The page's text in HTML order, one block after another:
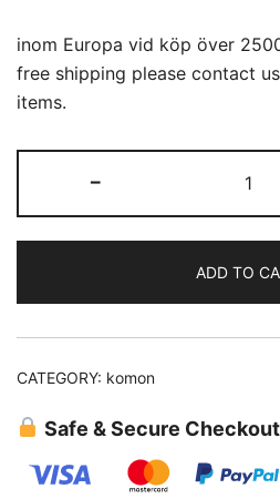
inom Europa vid köp över
free shipping please contact
items.
-
(01)
ADD TO
CATEGORY: komon
Safe & Secure Checkout